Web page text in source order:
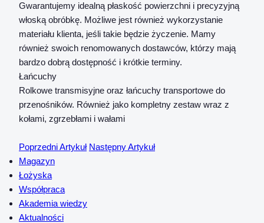
Gwarantujemy idealną płaskość powierzchni i precyzyjną
włoską obróbkę. Możliwe jest również wykorzystanie
materiału klienta, jeśli takie będzie życzenie. Mamy
również swoich renomowanych dostawców, którzy mają
bardzo dobrą dostępność i krótkie terminy.
Łańcuchy
Rolkowe transmisyjne oraz łańcuchy transportowe do
przenośników. Również jako kompletny zestaw wraz z
kołami, zgrzebłami i wałami
Poprzedni Artykuł Następny Artykuł
Magazyn
Łożyska
Współpraca
Akademia wiedzy
Aktualności